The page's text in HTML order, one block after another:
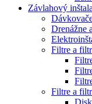
Závlahový
Drenážne
Filtre a
Filtre a